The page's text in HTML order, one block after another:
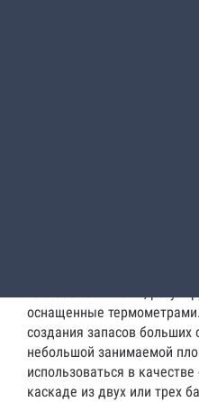
оснащенные
создания запасов
небольшой занимаемой
использоваться в
каскаде из двух или трех